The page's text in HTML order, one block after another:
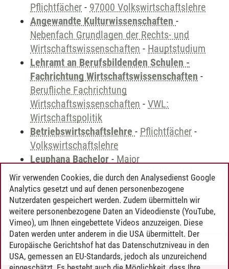
Pflichtfächer - 97000 Volkswirtschaftslehre
Angewandte Kulturwissenschaften -
Nebenfach Grundlagen der Rechts- und
Wirtschaftswissenschaften - Hauptstudium
Lehramt an Berufsbildenden Schulen -
Fachrichtung Wirtschaftswissenschaften -
Berufliche Fachrichtung
Wirtschaftswissenschaften - VWL:
Wirtschaftspolitik
Betriebswirtschaftslehre - Pflichtfächer -
Volkswirtschaftslehre
Leuphana Bachelor - Major
Volkswirtschaftslehre- VWL-Wahlmodul
Leuphana Bachelor-Minor
Volkswirtschaftslehre-VWL-Wahlmodul
Timo Leder/30.06.2024
Wir verwenden Cookies, die durch den Analysedienst Google
Analytics gesetzt und auf denen personenbezogene
Nutzerdaten gespeichert werden. Zudem übermitteln wir
weitere personenbezogene Daten an Videodienste (YouTube,
Vimeo), um Ihnen eingebettete Videos anzuzeigen. Diese
Daten werden unter anderem in die USA übermittelt. Der
Europäische Gerichtshof hat das Datenschutzniveau in den
USA, gemessen an EU-Standards, jedoch als unzureichend